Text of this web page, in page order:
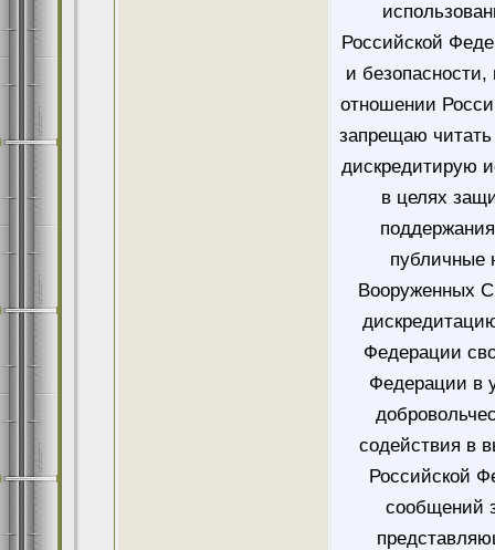
Российской
и безопасности,
отношении
запрещаю читать
дискредитирую
в целях
публичные
Вооруженных
Федерации
Федерации в
содействия в
Российской
сообщений